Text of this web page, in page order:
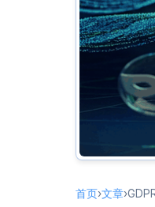
首页›文章›